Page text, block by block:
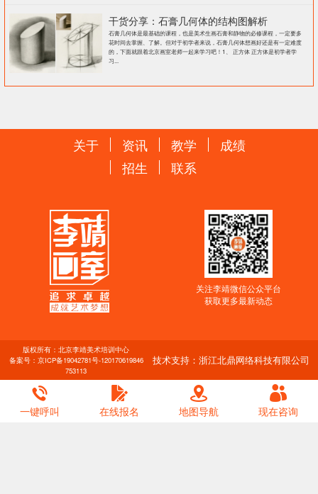
干货分享：石膏几何体的结构图解析
石膏几何体是最基础的课程，也是美术生画石膏和静物的必修课程，一定要多
花时间去掌握、了解。但对于初学者来说，石膏几何体想画好还是有一定难度
的，下面就跟着北京画室老师一起来学习吧！1、 正方体 正方体是初学者学
习...
一键呼叫 在线报名 地图导航 现在咨询
关于 资讯 教学
成绩
招生
联系
关注李靖微信公众平台
获取更多最新动态
版权所有：北京李靖美术培训中心
备案号： 京ICP备19042781号-120170619846
753113
技术支持：浙江北鼎网络科技有限公司